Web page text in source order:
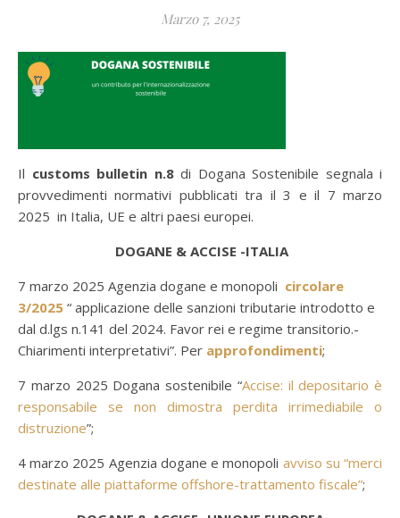
Marzo 7, 2025
Il customs bulletin n.8di Dogana Sostenibile segnala i
provvedimenti normativi pubblicati tra il 3 e il 7 marzo
2025 in Italia, UE e altri paesi europei.
DOGANE & ACCISE -ITALIA
7 marzo 2025 Agenzia dogane e monopoli circolare
3/2025 “ applicazione delle sanzioni tributarie introdotto e
dal d.lgs n.141 del 2024. Favor rei e regime transitorio.-
Chiarimenti interpretativi”. Per approfondimenti;
7 marzo 2025 Dogana sostenibile “Accise: il depositario è
responsabile se non dimostra perdita irrimediabile o
distruzione”;
4 marzo 2025 Agenzia dogane e monopoli avviso su “merci
destinate alle piattaforme offshore-trattamento fiscale”;